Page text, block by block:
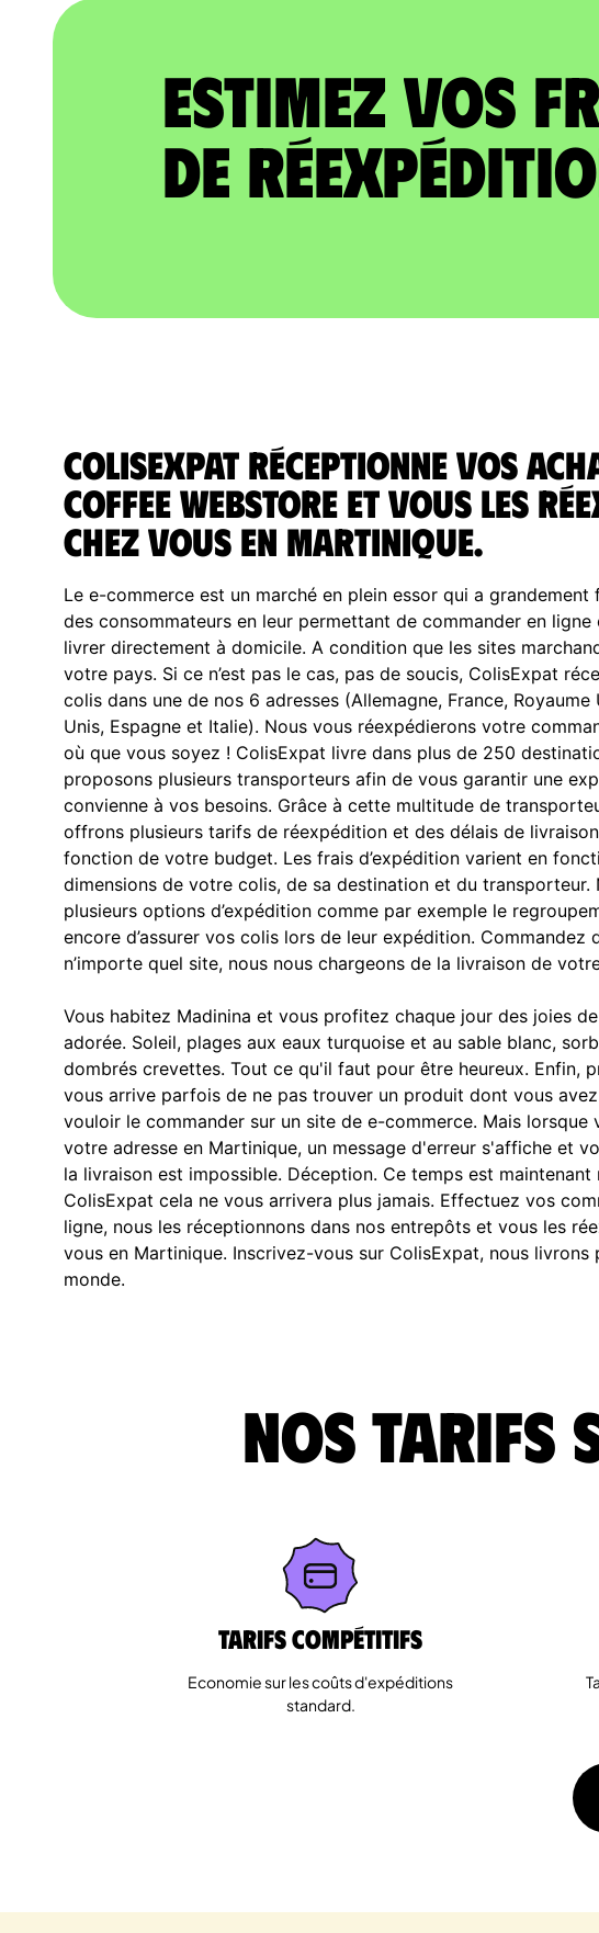
Estimez vos
de
ColisExpat réceptionne vos
Coffee Webstore et vous les
chez vous en Martinique.
Le e-commerce est un marché en plein essor qui a grandement
des consommateurs en leur permettant de commander en ligne
livrer directement à domicile. A condition que les sites
votre pays. Si ce n’est pas le cas, pas de soucis, ColisExpat
colis dans une de nos 6 adresses (Allemagne, France, Royaume
Unis, Espagne et Italie). Nous vous réexpédierons votre
où que vous soyez ! ColisExpat livre dans plus de 250
proposons plusieurs transporteurs afin de vous garantir une
convienne à vos besoins. Grâce à cette multitude de
offrons plusieurs tarifs de réexpédition et des délais de
fonction de votre budget. Les frais d’expédition varient en
dimensions de votre colis, de sa destination et du transporteur.
plusieurs options d’expédition comme par exemple le
encore d’assurer vos colis lors de leur expédition. Commandez
n’importe quel site, nous nous chargeons de la livraison de
Vous habitez Madinina et vous profitez chaque jour des joies
adorée. Soleil, plages aux eaux turquoise et au sable blanc,
dombrés crevettes. Tout ce qu'il faut pour être heureux. Enfin,
vous arrive parfois de ne pas trouver un produit dont vous
vouloir le commander sur un site de e-commerce. Mais lorsque
votre adresse en Martinique, un message d'erreur s'affiche et
la livraison est impossible. Déception. Ce temps est maintenant
ColisExpat cela ne vous arrivera plus jamais. Effectuez vos
ligne, nous les réceptionnons dans nos entrepôts et vous les
vous en Martinique. Inscrivez-vous sur ColisExpat, nous livrons
monde.
Nos tarifs
Tarifs Compétitifs
Economie sur les coûts d'expéditions
standard.